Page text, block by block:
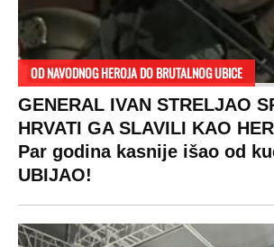
OD NAVODNOG HEROJA DO BRUTALNOG UBICE
GENERAL IVAN STRELJAO
HRVATI GA SLAVILI KAO
Par godina kasnije išao od
UBIJAO!